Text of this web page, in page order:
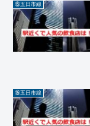
⑮五日市線
⑮五日市線